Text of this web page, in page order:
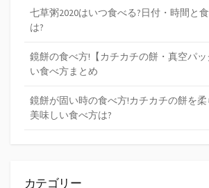
七草粥2020はいつ食べる?日付・時間と
は?
鏡餅の食べ方!【カチカチの餅・真空パ
い食べ方まとめ
鏡餅が固い時の食べ方!カチカチの餅を
美味しい食べ方は?
カテゴリー